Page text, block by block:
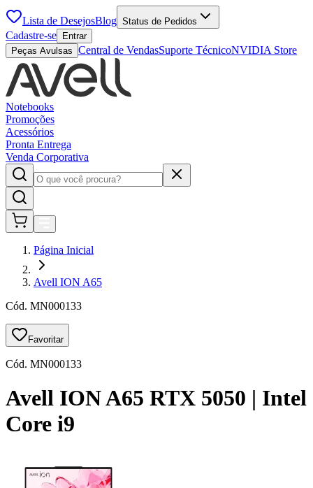
Lista de DesejosBlog Status de Pedidos
Cadastre-se
Entrar
Peças Avulsas Central de VendasSuporte TécnicoNVIDIA Store
Notebooks
Promoções
Acessórios
Pronta Entrega
Venda Corporativa
Página Inicial
Avell ION A65
Cód. MN000133
Favoritar
Cód. MN000133
Avell ION A65 RTX 5050 | Intel
Core i9